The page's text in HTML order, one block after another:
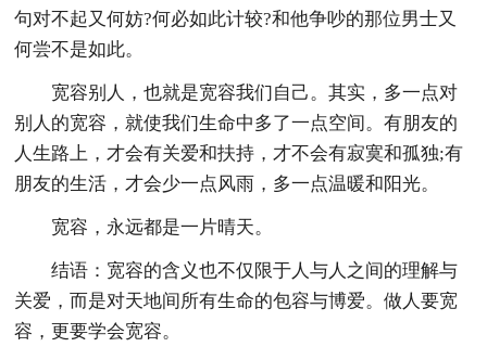
句对不起又何妨?何必如此计较?和他争吵的那位男士又
何尝不是如此。
宽容别人，也就是宽容我们自己。其实，多一点对
别人的宽容，就使我们生命中多了一点空间。有朋友的
人生路上，才会有关爱和扶持，才不会有寂寞和孤独;有
朋友的生活，才会少一点风雨，多一点温暖和阳光。
宽容，永远都是一片晴天。
结语：宽容的含义也不仅限于人与人之间的理解与
关爱，而是对天地间所有生命的包容与博爱。做人要宽
容，更要学会宽容。